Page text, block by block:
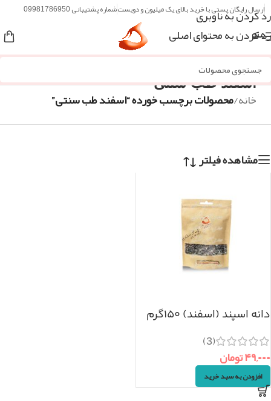
رد کردن به ناوبری
رد کردن به محتوای اصلی
ارسال رایگان پستی با خرید بالای یک میلیون و دویستشماره پشتیبانی 09981786950
منو
اسفند طب سنتی
خانه/محصولات برچسب خورده “اسفند طب سنتی”
مشاهده فیلتر
دانه اسپند (اسفند) ۱۵۰گرم
(3)
۴۹,۰۰۰تومان
افزودن به سبد خرید